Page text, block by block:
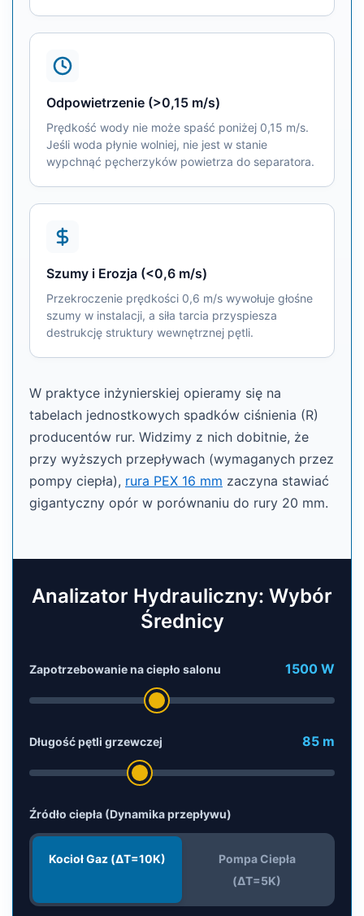
Odpowietrzenie (>0,15 m/s)
Prędkość wody nie może spaść poniżej 0,15 m/s.
Jeśli woda płynie wolniej, nie jest w stanie
wypchnąć pęcherzyków powietrza do separatora.
Szumy i Erozja (<0,6 m/s)
Przekroczenie prędkości 0,6 m/s wywołuje głośne
szumy w instalacji, a siła tarcia przyspiesza
destrukcję struktury wewnętrznej pętli.
W praktyce inżynierskiej opieramy się na
tabelach jednostkowych spadków ciśnienia (R)
producentów rur. Widzimy z nich dobitnie, że
przy wyższych przepływach (wymaganych przez
pompy ciepła), rura PEX 16 mm zaczyna stawiać
gigantyczny opór w porównaniu do rury 20 mm.
Analizator Hydrauliczny: Wybór
Średnicy
Zapotrzebowanie na ciepło salonu 1500 W
Długość pętli grzewczej 85 m
Źródło ciepła (Dynamika przepływu)
Kocioł Gaz (ΔT=10K)
Pompa Ciepła
(ΔT=5K)